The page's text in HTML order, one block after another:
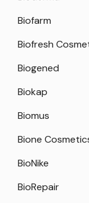
Biofarm
Biofresh
Biogened
Biokap
Biomus
Bione
BioNike
BioRepair